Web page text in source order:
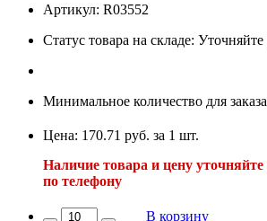
Артикул: R03552
Статус товара на складе:
Минимальное количество для
Цена: 170.71 руб. за 1 шт.
Наличие товара и цену
по телефону
В корзину